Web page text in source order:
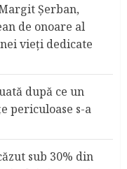
Şerban,
de onoare al
vieți dedicate
după ce un
periculoase s-a
sub 30% din